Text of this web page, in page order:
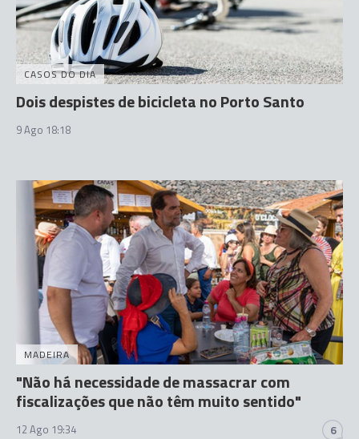
CASOS DO DIA
Dois despistes de bicicleta no Porto Santo
9 Ago 18:18
MADEIRA
"Não há necessidade de massacrar com
fiscalizações que não têm muito sentido"
12 Ago 19:34 6